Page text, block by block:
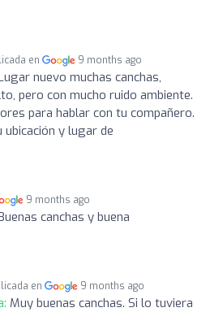
en 9 months ago
nuevo muchas canchas,
pero con mucho ruido ambiente.
para hablar con tu compañero.
ubicación y lugar de
9 months ago
canchas y buena
en 9 months ago
Muy buenas canchas. Si lo tuviera